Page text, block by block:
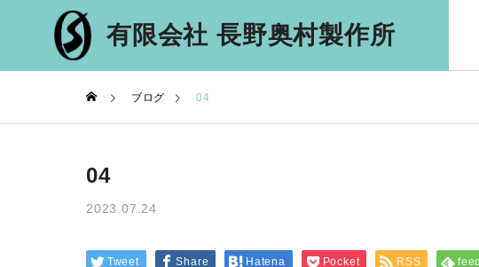
有限会社 長野奥村製作所
信州中野のマジメな鉄
骨会社
採用情報
ブログ 04
04
2023.07.24
Tweet Share Hatena Pocket RSS